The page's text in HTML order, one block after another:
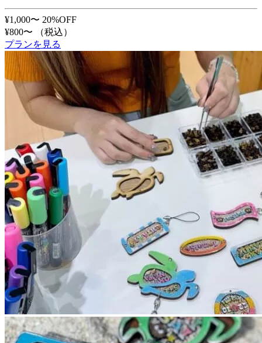
¥1,000〜 20%OFF
¥800〜
（税込）
プランを見る